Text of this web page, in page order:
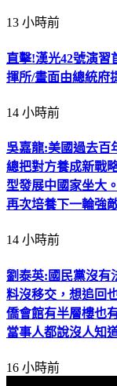
13 小時前
直擊!漢光42號演習
揮所/畫面由總統府
14 小時前
吳嘉龍:美國過去百
總把對方養成新戰
型發展中國家坐大
再次培養下一輪強
14 小時前
劉泰英:國民黨沒有
料沒移交，想追回
僑會館有半層樓也
當事人都說沒人知
16 小時前